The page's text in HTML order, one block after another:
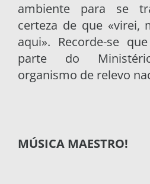
ambiente para se
certeza de que «virei,
aqui». Recorde-se
parte do
organismo de relevo
MÚSICA MAESTRO!